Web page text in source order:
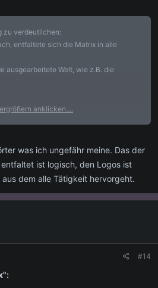
zu verdeutlichen:
entfaltete sich die Matrix in alle
ausgearbeitete Welt, wie z.B. die
anklicken....
was ich ungefähr meine. Das der
ist logisch, den Logos ist
dem alle Tätigkeit hervorgeht.
#14